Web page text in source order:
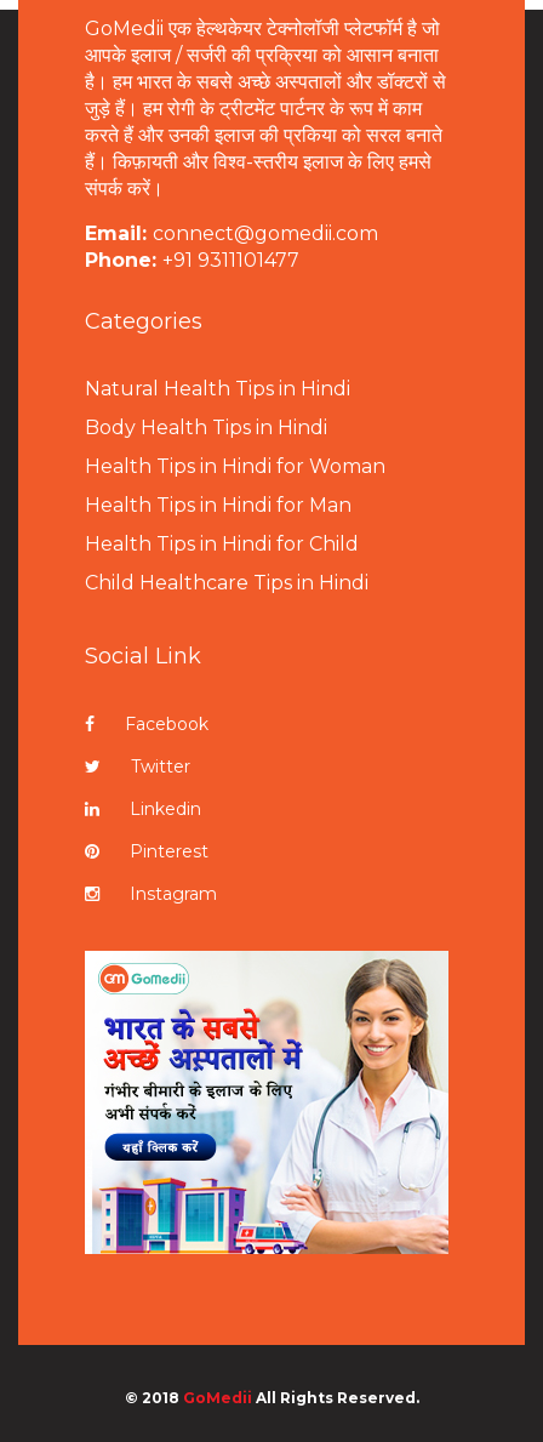
GoMedii एक हेल्थकेयर टेक्नोलॉजी प्लेटफॉर्म है जो
आपके इलाज / सर्जरी की प्रक्रिया को आसान बनाता
है। हम भारत के सबसे अच्छे अस्पतालों और डॉक्टरों से
जुड़े हैं। हम रोगी के ट्रीटमेंट पार्टनर के रूप में काम
करते हैं और उनकी इलाज की प्रकिया को सरल बनाते
हैं। किफ़ायती और विश्व-स्तरीय इलाज के लिए हमसे
संपर्क करें।
Email: connect@gomedii.com
Phone: +91 9311101477
Categories
Natural Health Tips in Hindi
Body Health Tips in Hindi
Health Tips in Hindi for Woman
Health Tips in Hindi for Man
Health Tips in Hindi for Child
Child Healthcare Tips in Hindi
Social Link
Facebook
Twitter
Linkedin
Pinterest
Instagram
© 2018 GoMedii All Rights Reserved.